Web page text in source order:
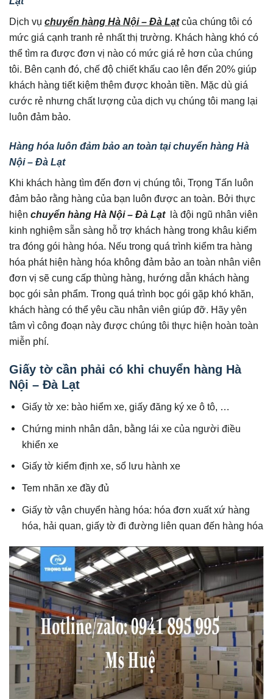
Dịch vụ chuyển hàng Hà Nội – Đà Lạtcủa chúng tôi có
mức giá cạnh tranh rẻ nhất thị trường. Khách hàng khó có
thể tìm ra được đơn vị nào có mức giá rẻ hơn của chúng
tôi. Bên cạnh đó, chế độ chiết khấu cao lên đến 20% giúp
khách hàng tiết kiệm thêm được khoản tiền. Mặc dù giá
cước rẻ nhưng chất lượng của dịch vụ chúng tôi mang lại
luôn đảm bảo.
Hàng hóa luôn đảm bảo an toàn tại chuyển hàng Hà
Nội – Đà Lạt
Khi khách hàng tìm đến đơn vị chúng tôi, Trọng Tấn luôn
đảm bảo rằng hàng của bạn luôn được an toàn. Bởi thực
hiện chuyển hàng Hà Nội – Đà Lạtlà đội ngũ nhân viên
kinh nghiệm sẵn sàng hỗ trợ khách hàng trong khâu kiểm
tra đóng gói hàng hóa. Nếu trong quá trình kiểm tra hàng
hóa phát hiện hàng hóa không đảm bảo an toàn nhân viên
đơn vị sẽ cung cấp thùng hàng, hướng dẫn khách hàng
bọc gói sản phẩm. Trong quá trình bọc gói gặp khó khăn,
khách hàng có thể yêu cầu nhân viên giúp đỡ. Hãy yên
tâm vì công đoạn này được chúng tôi thực hiện hoàn toàn
miễn phí.
Giấy tờ cần phải có khi chuyển hàng Hà
Nội – Đà Lạt
Giấy tờ xe: bào hiểm xe, giấy đăng ký xe ô tô, …
Chứng minh nhân dân, bằng lái xe của người điều
khiển xe
Giấy tờ kiểm định xe, sổ lưu hành xe
Tem nhãn xe đầy đủ
Giấy tờ vận chuyển hàng hóa: hóa đơn xuất xứ hàng
hóa, hải quan, giấy tờ đi đường liên quan đến hàng hóa